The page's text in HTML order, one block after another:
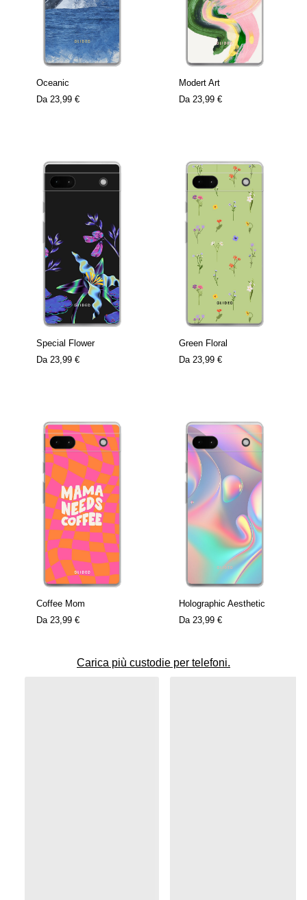
Oceanic
Da 23,99 €
Modert Art
Da 23,99 €
Special Flower
Da 23,99 €
Green Floral
Da 23,99 €
Coffee Mom
Da 23,99 €
Holographic Aesthetic
Da 23,99 €
Carica più custodie per telefoni.